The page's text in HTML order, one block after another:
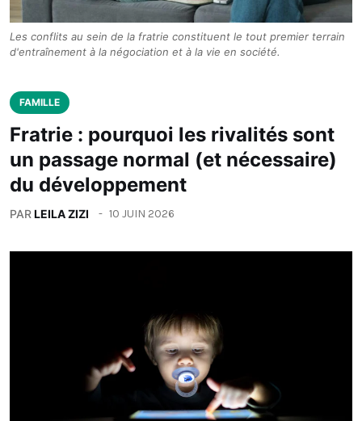
Les conflits au sein de la fratrie constituent le tout premier terrain
d'entraînement à la négociation et à la vie en société.
FAMILLE
Fratrie : pourquoi les rivalités sont
un passage normal (et nécessaire)
du développement
PARLEILA ZIZI 10 JUIN 2026